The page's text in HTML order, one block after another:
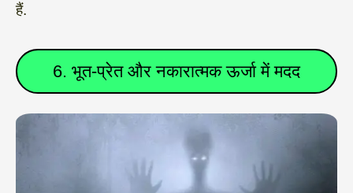
हैं.
6. भूत-प्रेत और नकारात्मक ऊर्जा में मदद